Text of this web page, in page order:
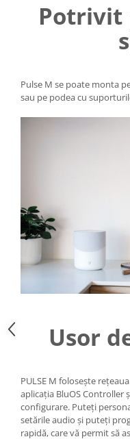
Potrivit
Pulse M se poate monta
sau pe podea cu
Usor
PULSE M folosește
aplicația BluOS Controller
configurare. Puteți
setările audio și puteți
rapidă, care vă permit să